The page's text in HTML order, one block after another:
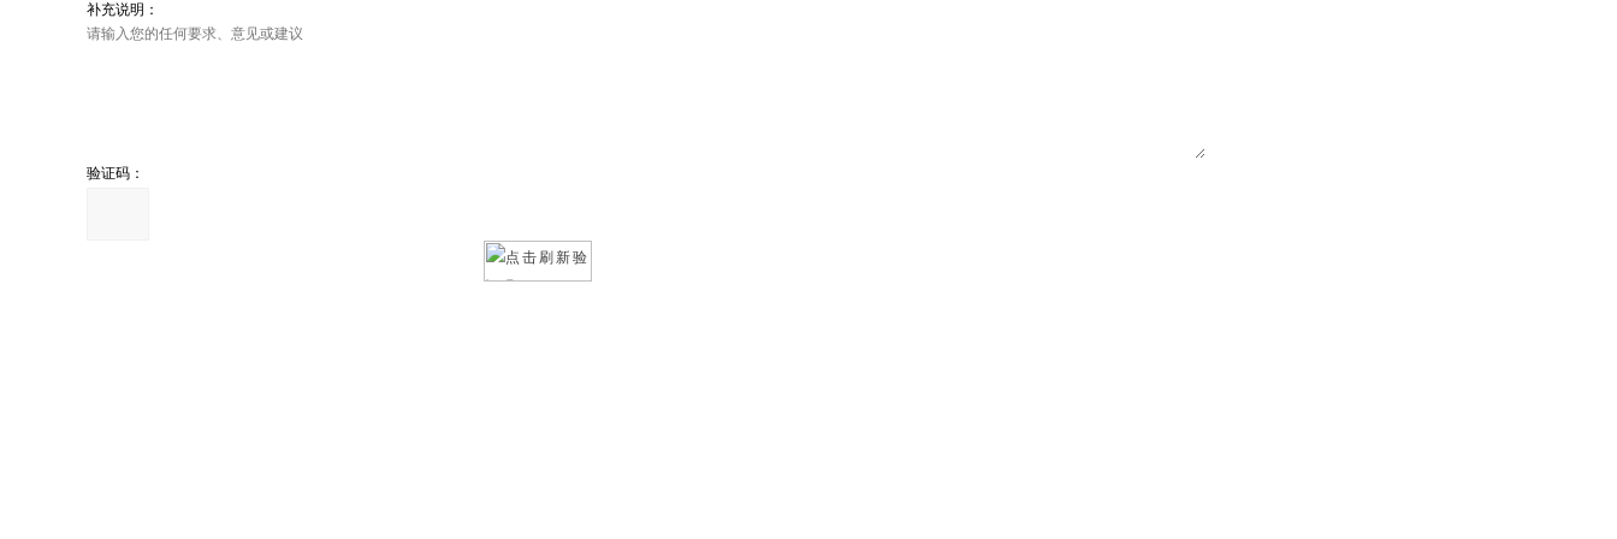
补充说明：
验证码：